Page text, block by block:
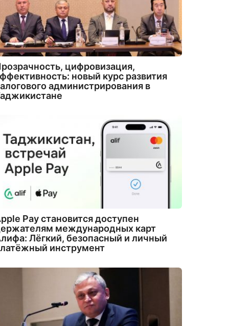
цифровизация,
новый курс развития
администрирования в
Pay становится доступен
международных карт
Лёгкий, безопасный и личный
инструмент